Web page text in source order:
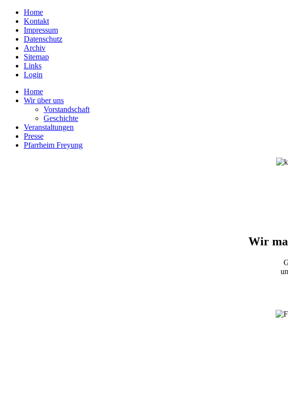
Home
Kontakt
Impressum
Datenschutz
Archiv
Sitemap
Links
Login
Home
Wir über uns
Vorstandschaft
Geschichte
Veranstaltungen
Presse
Pfarrheim Freyung
Wir